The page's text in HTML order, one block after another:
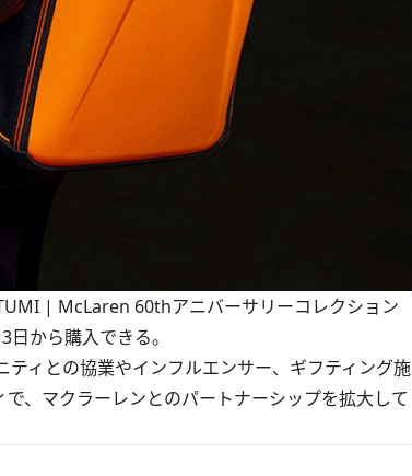
| McLaren 60thアニバーサリーコレクション
から購入できる。
ィとの協業やインフルエンサー、ギフティング施
、マクラーレンとのパートナーシップを拡大して